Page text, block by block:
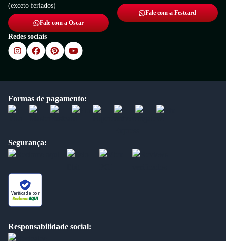
(exceto feriados)
Fale com a Oscar
Fale com a Festcard
Redes sociais
Formas de pagamento:
Segurança:
Verificada por
Responsabilidade social: